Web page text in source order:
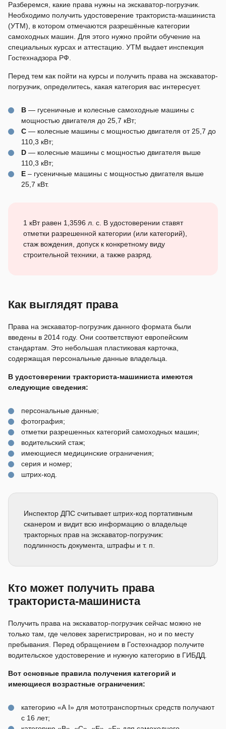
Разберемся, какие права нужны на экскаватор-погрузчик.
Необходимо получить удостоверение тракториста-машиниста
(УТМ), в котором отмечаются разрешённые категории
самоходных машин. Для этого нужно пройти обучение на
специальных курсах и аттестацию. УТМ выдает инспекция
Гостехнадзора РФ.
Перед тем как пойти на курсы и получить права на экскаватор-
погрузчик, определитесь, какая категория вас интересует.
B — гусеничные и колесные самоходные машины с
мощностью двигателя до 25,7 кВт;
С — колесные машины с мощностью двигателя от 25,7 до
110,3 кВт;
D — колесные машины с мощностью двигателя выше
110,3 кВт;
E – гусеничные машины с мощностью двигателя выше
25,7 кВт.
1 кВт равен 1,3596 л. с. В удостоверении ставят
отметки разрешенной категории (или категорий),
стаж вождения, допуск к конкретному виду
строительной техники, а также разряд.
Как выглядят права
Права на экскаватор-погрузчик данного формата были
введены в 2014 году. Они соответствуют европейским
стандартам. Это небольшая пластиковая карточка,
содержащая персональные данные владельца.
В удостоверении тракториста-машиниста имеются
следующие сведения:
персональные данные;
фотография;
отметки разрешенных категорий самоходных машин;
водительский стаж;
имеющиеся медицинские ограничения;
серия и номер;
штрих-код.
Инспектор ДПС считывает штрих-код портативным
сканером и видит всю информацию о владельце
тракторных прав на экскаватор-погрузчик:
подлинность документа, штрафы и т. п.
Кто может получить права
тракториста-машиниста
Получить права на экскаватор-погрузчик сейчас можно не
только там, где человек зарегистрирован, но и по месту
пребывания. Перед обращением в Гостехнадзор получите
водительское удостоверение и нужную категорию в ГИБДД.
Вот основные правила получения категорий и
имеющиеся возрастные ограничения:
категорию «А I» для мототранспортных средств получают
с 16 лет;